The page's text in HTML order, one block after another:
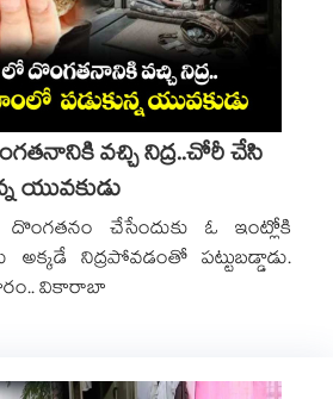
వచ్చి నిద్ర..చోరీ చేసి
యువకుడు
చేసేందుకు ఓ ఇంట్లోకి
నిద్రపోవడంతో పట్టుబడ్డాడు.
వికారాబా